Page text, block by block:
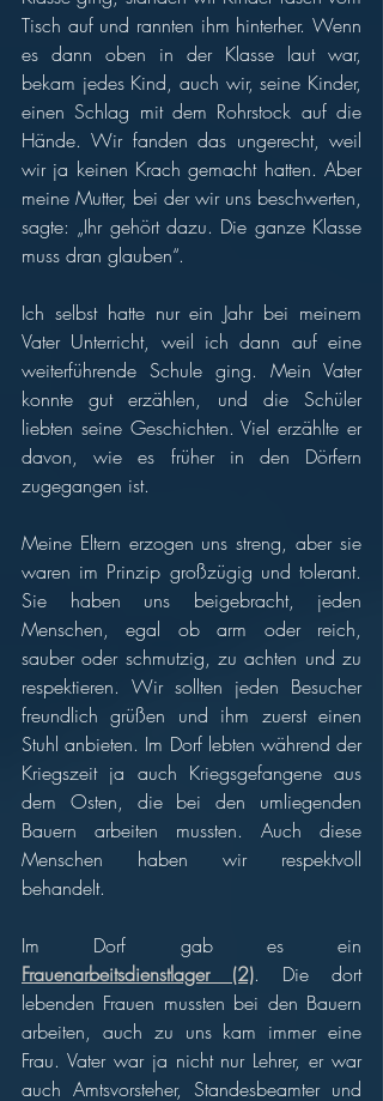
Tisch auf und rannten ihm hinterher. Wenn
es dann oben in der Klasse laut war,
bekam jedes Kind, auch wir, seine Kinder,
einen Schlag mit dem Rohrstock auf die
Hände. Wir fanden das ungerecht, weil
wir ja keinen Krach gemacht hatten. Aber
meine Mutter, bei der wir uns beschwerten,
sagte: „Ihr gehört dazu. Die ganze Klasse
muss dran glauben“.
Ich selbst hatte nur ein Jahr bei meinem
Vater Unterricht, weil ich dann auf eine
weiterführende Schule ging. Mein Vater
konnte gut erzählen, und die Schüler
liebten seine Geschichten. Viel erzählte er
davon, wie es früher in den Dörfern
zugegangen ist.
Meine Eltern erzogen uns streng, aber sie
waren im Prinzip großzügig und tolerant.
Sie haben uns beigebracht, jeden
Menschen, egal ob arm oder reich,
sauber oder schmutzig, zu achten und zu
respektieren. Wir sollten jeden Besucher
freundlich grüßen und ihm zuerst einen
Stuhl anbieten. Im Dorf lebten während der
Kriegszeit ja auch Kriegsgefangene aus
dem Osten, die bei den umliegenden
Bauern arbeiten mussten. Auch diese
Menschen haben wir respektvoll
behandelt.
Frauenarbeitsdienstlager (2). Die dort
lebenden Frauen mussten bei den Bauern
arbeiten, auch zu uns kam immer eine
Frau. Vater war ja nicht nur Lehrer, er war
auch Amtsvorsteher, Standesbeamter und